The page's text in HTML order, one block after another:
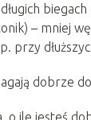
– mniej
przy
dobrze
ile jesteś